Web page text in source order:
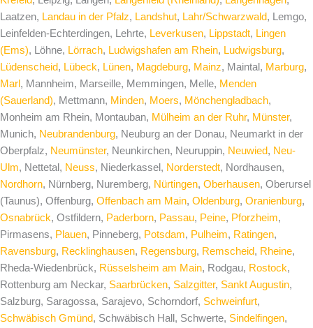
Laatzen, Landau in der Pfalz, Landshut, Lahr/Schwarzwald, Lemgo,
Leinfelden-Echterdingen, Lehrte, Leverkusen, Lippstadt, Lingen
(Ems), Löhne, Lörrach, Ludwigshafen am Rhein, Ludwigsburg,
Lüdenscheid, Lübeck, Lünen, Magdeburg, Mainz, Maintal, Marburg,
Marl , Mannheim, Marseille, Memmingen, Melle, Menden
(Sauerland), Mettmann, Minden, Moers, Mönchengladbach,
Monheim am Rhein, Montauban, Mülheim an der Ruhr, Münster,
Munich, Neubrandenburg, Neuburg an der Donau, Neumarkt in der
Oberpfalz, Neumünster, Neunkirchen, Neuruppin, Neuwied, Neu-
Ulm, Nettetal, Neuss, Niederkassel, Norderstedt, Nordhausen,
Nordhorn, Nürnberg, Nuremberg, Nürtingen, Oberhausen, Oberursel
(Taunus), Offenburg, Offenbach am Main, Oldenburg, Oranienburg,
Osnabrück, Ostfildern, Paderborn, Passau, Peine, Pforzheim,
Pirmasens, Plauen, Pinneberg, Potsdam, Pulheim, Ratingen,
Ravensburg, Recklinghausen, Regensburg, Remscheid, Rheine,
Rheda-Wiedenbrück, Rüsselsheim am Main, Rodgau, Rostock,
Rottenburg am Neckar, Saarbrücken, Salzgitter, Sankt Augustin,
Salzburg, Saragossa, Sarajevo, Schorndorf, Schweinfurt,
Schwäbisch Gmünd, Schwäbisch Hall, Schwerte, Sindelfingen,